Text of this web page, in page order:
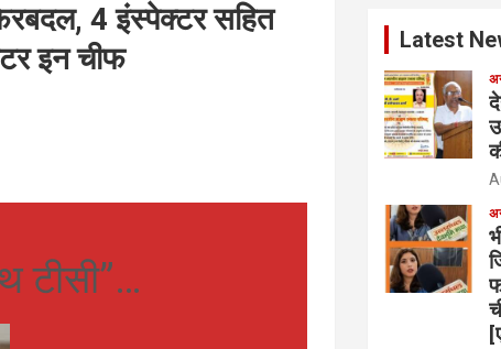
4 इंस्पेक्टर सहित
इन चीफ
टीसी”…
Latest